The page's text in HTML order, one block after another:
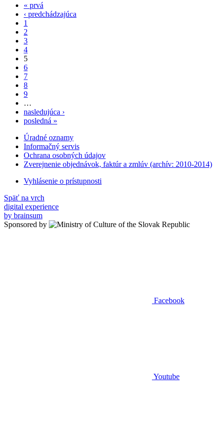
« prvá
‹ predchádzajúca
1
2
3
4
5
6
7
8
9
…
nasledujúca ›
posledná »
Úradné oznamy
Informačný servis
Ochrana osobných údajov
Zverejnenie objednávok, faktúr a zmlúv (archív: 2010-2014)
Vyhlásenie o prístupnosti
Späť na vrch
digital experience
by brainsum
Sponsored by
Facebook
Youtube